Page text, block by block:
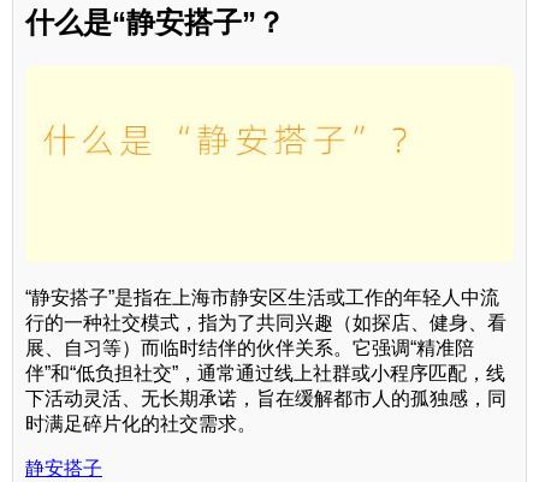
什么是“静安搭子”？
“静安搭子”是指在上海市静安区生活或工作的年轻人中流
行的一种社交模式，指为了共同兴趣（如探店、健身、看
展、自习等）而临时结伴的伙伴关系。它强调“精准陪
伴”和“低负担社交”，通常通过线上社群或小程序匹配，线
下活动灵活、无长期承诺，旨在缓解都市人的孤独感，同
时满足碎片化的社交需求。
静安搭子